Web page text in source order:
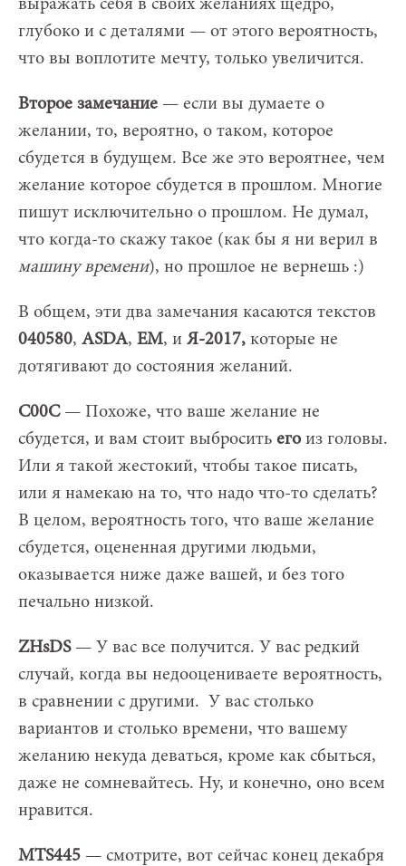
выражать себя в своих желаниях щедро,
глубоко и с деталями — от этого вероятность,
что вы воплотите мечту, только увеличится.
Второе замечание — если вы думаете о
желании, то, вероятно, о таком, которое
сбудется в будущем. Все же это вероятнее, чем
желание которое сбудется в прошлом. Многие
пишут исключительно о прошлом. Не думал,
что когда-то скажу такое (как бы я ни верил в
машину времени), но прошлое не вернешь :)
В общем, эти два замечания касаются текстов
040580, ASDA, ЕМ, и Я-2017, которые не
дотягивают до состояния желаний.
С00С— Похоже, что ваше желание не
сбудется, и вам стоит выбросить егоиз головы.
Или я такой жестокий, чтобы такое писать,
или я намекаю на то, что надо что-то сделать?
В целом, вероятность того, что ваше желание
сбудется, оцененная другими людьми,
оказывается ниже даже вашей, и без того
печально низкой.
ZHsDS— У вас все получится. У вас редкий
случай, когда вы недооцениваете вероятность,
в сравнении с другими. У вас столько
вариантов и столько времени, что вашему
желанию некуда деваться, кроме как сбыться,
даже не сомневайтесь. Ну, и конечно, оно всем
нравится.
MTS445 — смотрите, вот сейчас конец декабря